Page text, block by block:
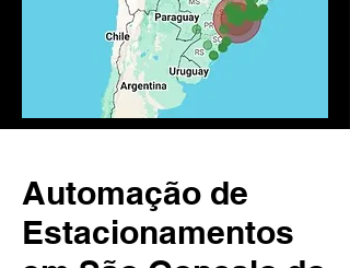
Automação de
Estacionamentos